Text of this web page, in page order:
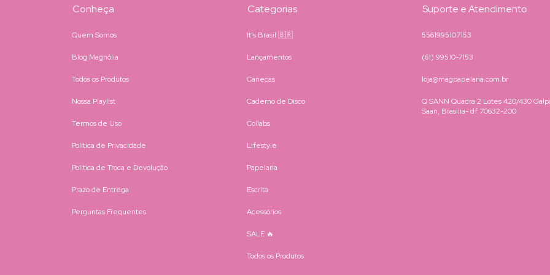
Conheça
Quem Somos
Blog Magnólia
Todos os Produtos
Nossa Playlist
Termos de Uso
Política de Privacidade
Política de Troca e Devolução
Prazo de Entrega
Perguntas Frequentes
Categorias
It's Brasil 🇧🇷
Lançamentos
Canecas
Caderno de Disco
Collabs
Lifestyle
Papelaria
Escrita
Acessórios
SALE 🔥
Todos os Produtos
Suporte e Atendimento
5561995107153
(61) 99510-7153
loja@magpapelaria.com.br
Q SANN Quadra 2 Lotes 420/430
Saan, Brasilia- df 70632-200